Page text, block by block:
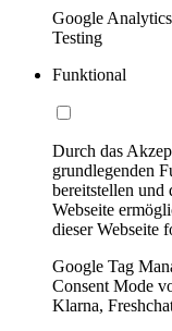
Google
Testing
Funktional
Durch das
grundlegenden
bereitstellen und
Webseite
dieser Webseite
Google Tag
Consent Mode
Klarna,